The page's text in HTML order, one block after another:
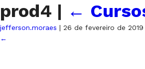
prod4 | ←
jefferson.moraes | 26 de fevereiro de 2019
←